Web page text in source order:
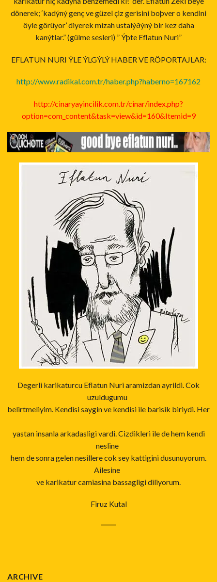
dönerek; ‘kadýný genç ve güzel çiz gerisini boþver o kendini
öyle görüyor’ diyerek mizah ustalýðýný bir kez daha
kanýtlar.” (gülme sesleri) ” Ýþte Eflatun Nuri”
EFLATUN NURI ÝLE ÝLGÝLÝ HABER VE RÖPORTAJLAR:
http://www.radikal.com.tr/haber.php?haberno=167162
http://cinaryayincilik.com.tr/cinar/index.php?
option=com_content&task=view&id=160&Itemid=9
Degerli karikaturcu Eflatun Nuri aramizdan ayrildi. Cok
uzuldugumu
belirtmeliyim. Kendisi saygin ve kendisi ile barisik biriydi. Her
yastan insanla arkadasligi vardi. Cizdikleri ile de hem kendi
nesline
hem de sonra gelen nesillere cok sey kattigini dusunuyorum.
Ailesine
ve karikatur camiasina bassagligi diliyorum.
Firuz Kutal
ARCHIVE